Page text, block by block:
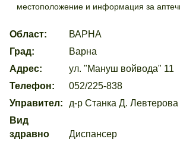
местоположение и информация за
Област:
ВАРНА
Град:
Варна
Адрес:
ул. "Мануш войвода" 11
Телефон:
052/225-838
Управител:
д-р Станка Д. Левтерова
Вид
здравно
Диспансер